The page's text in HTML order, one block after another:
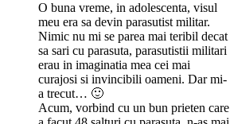
O buna vreme, in adolescenta, visul
meu era sa devin parasutist militar.
Nimic nu mi se parea mai teribil decat
sa sari cu parasuta, parasutistii militari
erau in imaginatia mea cei mai
curajosi si invincibili oameni. Dar mi-
a trecut… 🙂
Acum, vorbind cu un bun prieten care